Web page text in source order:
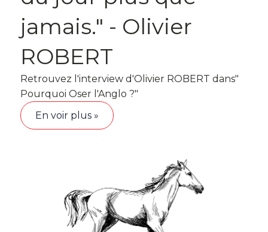
jamais." - Olivier
ROBERT
Retrouvez l'interview d'Olivier ROBERT dans"
Pourquoi Oser l'Anglo ?"
En voir plus »